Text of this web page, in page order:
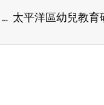
PECERA Annual Conference 2025 Shanghai: Call for papers is now open!￼